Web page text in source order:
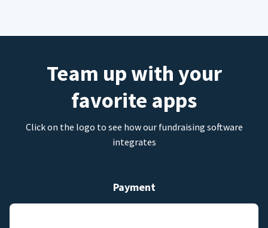
Team up with your
favorite apps
Click on the logo to see how our fundraising software
integrates
Payment